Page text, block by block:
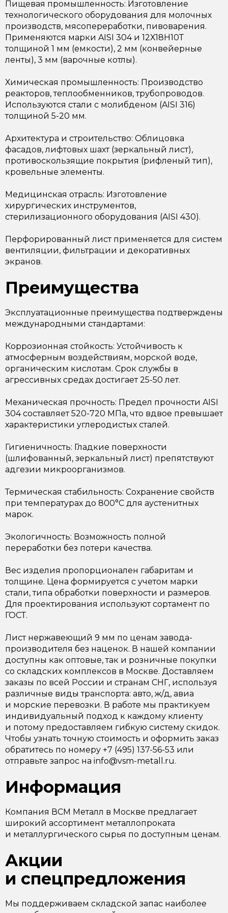
Пищевая промышленность: Изготовление
технологического оборудования для молочных
производств, мясопереработки, пивоварения.
Применяются марки AISI 304 и 12Х18Н10Т
толщиной 1 мм (емкости), 2 мм (конвейерные
ленты), 3 мм (варочные котлы).
Химическая промышленность: Производство
реакторов, теплообменников, трубопроводов.
Используются стали с молибденом (AISI 316)
толщиной 5-20 мм.
Архитектура и строительство: Облицовка
фасадов, лифтовых шахт (зеркальный лист),
противоскользящие покрытия (рифленый тип),
кровельные элементы.
Медицинская отрасль: Изготовление
хирургических инструментов,
стерилизационного оборудования (AISI 430).
Перфорированный лист применяется для систем
вентиляции, фильтрации и декоративных
экранов.
Преимущества
Эксплуатационные преимущества подтверждены
международными стандартами:
Коррозионная стойкость: Устойчивость к
атмосферным воздействиям, морской воде,
органическим кислотам. Срок службы в
агрессивных средах достигает 25-50 лет.
Механическая прочность: Предел прочности AISI
304 составляет 520-720 МПа, что вдвое превышает
характеристики углеродистых сталей.
Гигиеничность: Гладкие поверхности
(шлифованный, зеркальный лист) препятствуют
адгезии микроорганизмов.
Термическая стабильность: Сохранение свойств
при температурах до 800°C для аустенитных
марок.
Экологичность: Возможность полной
переработки без потери качества.
Вес изделия пропорционален габаритам и
толщине. Цена формируется с учетом марки
стали, типа обработки поверхности и размеров.
Для проектирования используют сортамент по
ГОСТ.
Лист нержавеющий 9 мм по ценам завода-
производителя без наценок. В нашей компании
доступны как оптовые, так и розничные покупки
со складских комплексов в Москве. Доставляем
заказы по всей России и странам СНГ, используя
различные виды транспорта: авто, ж/д, авиа
и морские перевозки. В работе мы практикуем
индивидуальный подход к каждому клиенту
и потому предоставляем гибкую систему скидок.
Чтобы узнать точную стоимость и оформить заказ
обратитесь по номеру +7 (495) 137-56-53 или
отправьте запрос на info@vsm-metall.ru.
Информация
Компания ВСМ Металл в Москве предлагает
широкий ассортимент металлопроката
и металлургического сырья по доступным ценам.
Акции
и спецпредложения
Мы поддерживаем складской запас наиболее